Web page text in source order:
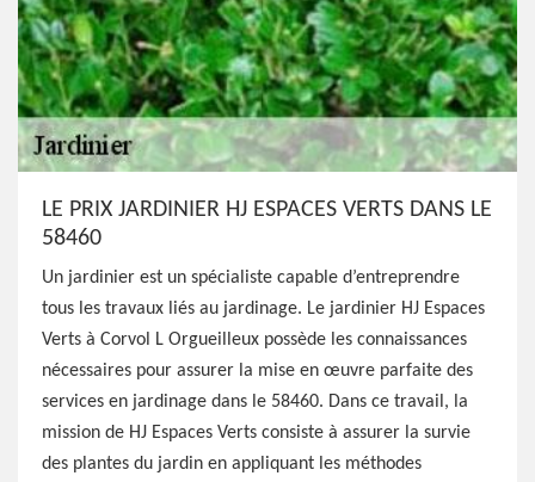
LE PRIX JARDINIER HJ ESPACES VERTS DANS LE
58460
Un jardinier est un spécialiste capable d’entreprendre
tous les travaux liés au jardinage. Le jardinier HJ Espaces
Verts à Corvol L Orgueilleux possède les connaissances
nécessaires pour assurer la mise en œuvre parfaite des
services en jardinage dans le 58460. Dans ce travail, la
mission de HJ Espaces Verts consiste à assurer la survie
des plantes du jardin en appliquant les méthodes